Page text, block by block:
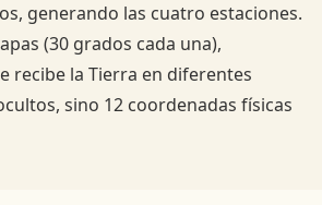
generando las cuatro estaciones.
(30 grados cada una),
recibe la Tierra en diferentes
sino 12 coordenadas físicas